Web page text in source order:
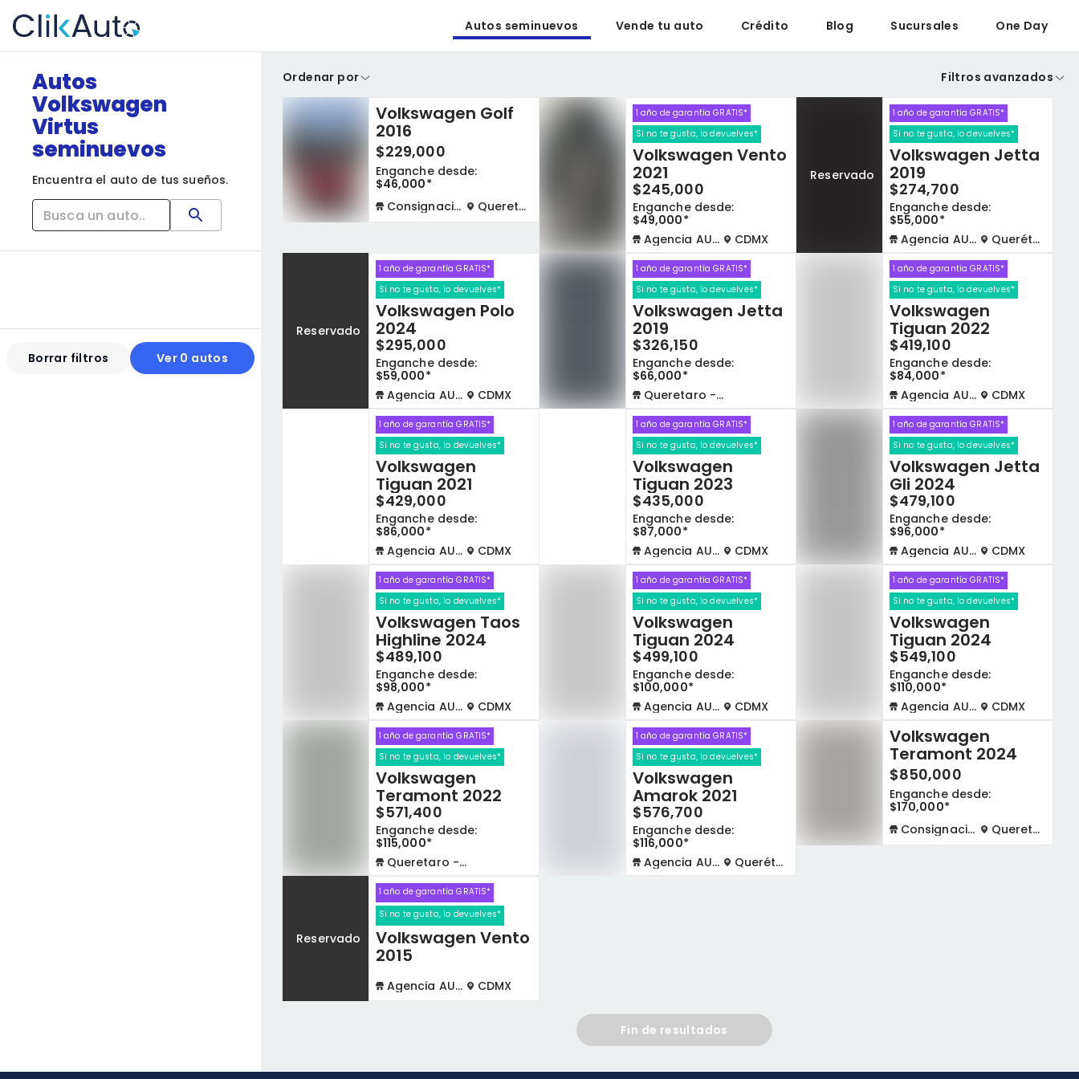
Autos seminuevos Vende tu auto Crédito Blog Sucursales One Day
Autos
Volkswagen
Virtus
seminuevos
Encuentra el auto de tus sueños.
Borrar filtros Ver 0 autos
Ordenar por Filtros avanzados
Volkswagen Golf
2016
$229,000
Enganche desde:
$46,000*
Consignación virtual
Queretaro
1 año de garantía GRATIS*
Si no te gusta, lo devuelves*
Volkswagen Vento
2021
$245,000
Enganche desde:
$49,000*
Agencia AUTOCOM
CDMX
Reservado
1 año de garantía GRATIS*
Si no te gusta, lo devuelves*
Volkswagen Jetta
2019
$274,700
Enganche desde:
$55,000*
Agencia AUTOCOM
Querétaro
Reservado
1 año de garantía GRATIS*
Si no te gusta, lo devuelves*
Volkswagen Polo
2024
$295,000
Enganche desde:
$59,000*
Agencia AUTOCOM
CDMX
1 año de garantía GRATIS*
Si no te gusta, lo devuelves*
Volkswagen Jetta
2019
$326,150
Enganche desde:
$66,000*
Queretaro - La Capilla
1 año de garantía GRATIS*
Si no te gusta, lo devuelves*
Volkswagen
Tiguan 2022
$419,100
Enganche desde:
$84,000*
Agencia AUTOCOM
CDMX
1 año de garantía GRATIS*
Si no te gusta, lo devuelves*
Volkswagen
Tiguan 2021
$429,000
Enganche desde:
$86,000*
Agencia AUTOCOM
CDMX
1 año de garantía GRATIS*
Si no te gusta, lo devuelves*
Volkswagen
Tiguan 2023
$435,000
Enganche desde:
$87,000*
Agencia AUTOCOM
CDMX
1 año de garantía GRATIS*
Si no te gusta, lo devuelves*
Volkswagen Jetta
Gli 2024
$479,100
Enganche desde:
$96,000*
Agencia AUTOCOM
CDMX
1 año de garantía GRATIS*
Si no te gusta, lo devuelves*
Volkswagen Taos
Highline 2024
$489,100
Enganche desde:
$98,000*
Agencia AUTOCOM
CDMX
1 año de garantía GRATIS*
Si no te gusta, lo devuelves*
Volkswagen
Tiguan 2024
$499,100
Enganche desde:
$100,000*
Agencia AUTOCOM
CDMX
1 año de garantía GRATIS*
Si no te gusta, lo devuelves*
Volkswagen
Tiguan 2024
$549,100
Enganche desde:
$110,000*
Agencia AUTOCOM
CDMX
1 año de garantía GRATIS*
Si no te gusta, lo devuelves*
Volkswagen
Teramont 2022
$571,400
Enganche desde:
$115,000*
Queretaro - La Capilla
1 año de garantía GRATIS*
Si no te gusta, lo devuelves*
Volkswagen
Amarok 2021
$576,700
Enganche desde:
$116,000*
Agencia AUTOCOM
Querétaro
Volkswagen
Teramont 2024
$850,000
Enganche desde:
$170,000*
Consignación virtual
Queretaro
Reservado
1 año de garantía GRATIS*
Si no te gusta, lo devuelves*
Volkswagen Vento
2015
Agencia AUTOCOM CDMX
Fin de resultados